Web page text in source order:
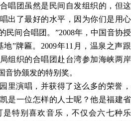
唱团虽然是民间自发组织的，但这
出了最好的水平，因为你们是用心
民间合唱团。”2008年，中国音协授
”牌匾。2009年11月，温泉之声跟
组织的合唱团赴台湾参加海峡两岸
音协颁发的特别奖。
里演唱，并获得了这么多的荣誉，
是一位怎样的人士呢？他是福建省
特别喜欢音乐，不仅会六七种乐